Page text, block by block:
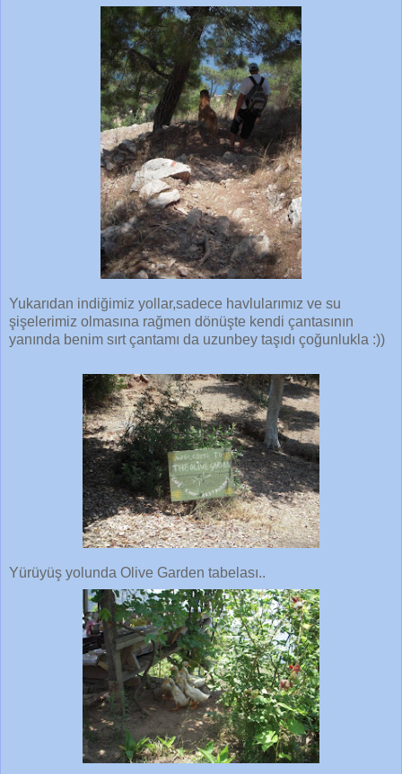
Yukarıdan indiğimiz yollar,sadece havlularımız ve su
şişelerimiz olmasına rağmen dönüşte kendi çantasının
yanında benim sırt çantamı da uzunbey taşıdı çoğunlukla :))
Yürüyüş yolunda Olive Garden tabelası..